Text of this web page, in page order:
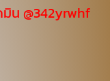
น @342yrwhf